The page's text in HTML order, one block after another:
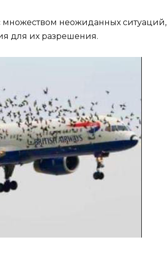
множеством неожиданных ситуаций,
для их разрешения.